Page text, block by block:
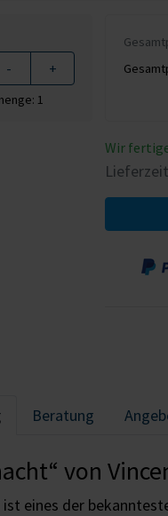
- +
1
Wir
Beratung
von
ist eines der